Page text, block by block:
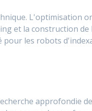
L'optimisation
et la construction de
pour les robots
approfondie